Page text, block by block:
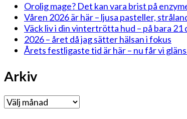
Orolig mage? Det kan vara brist på
Våren 2026 är här – ljusa pasteller,
Väck liv i din vintertrötta hud – på bara 21
2026 – året då jag sätter hälsan i fokus
Årets festligaste tid är här – nu får vi
Arkiv
Arkiv